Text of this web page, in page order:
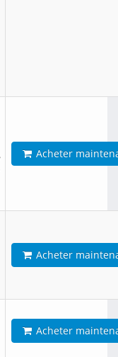
Acheter
Acheter
Acheter